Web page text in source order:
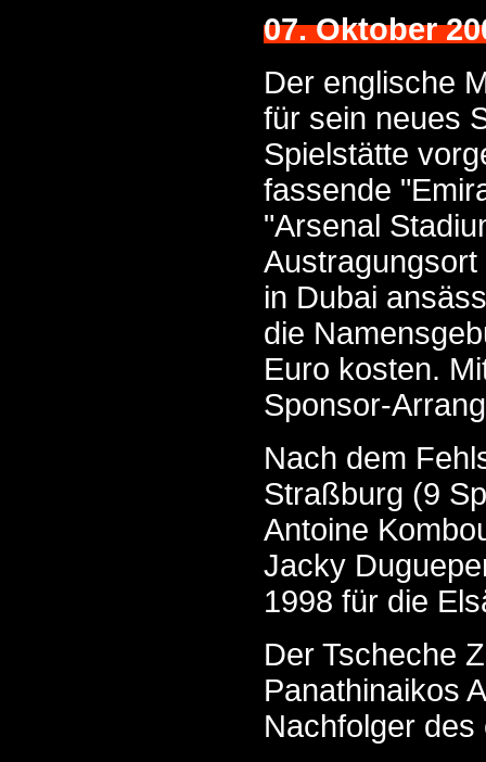
07. Oktober
Der englische
für sein neues
Spielstätte
fassende
"Arsenal
in Dubai
die
Euro kosten.
Sponsor-
Nach dem
Straßburg (9
Antoine
Jacky
1998 für die
Der Tscheche
Panathinaikos
Nachfolger